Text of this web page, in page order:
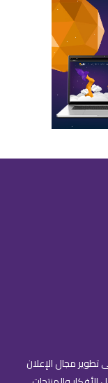
تطوير مجال الإعلان